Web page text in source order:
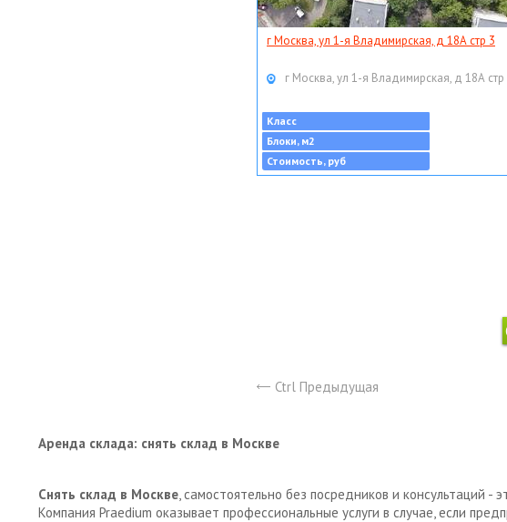
г Москва, ул 1-я Владимирская, д 18А стр 3
г Москва, ул 1-я Владимирская, д 18А стр
Класс
Блоки, м2
Стоимость, руб
Ctrl Предыдущая
Аренда склада: снять склад в Москве
Снять склад в Москве, самостоятельно без посредников и консультаций
Компания Praedium оказывает профессиональные услуги в случае, если